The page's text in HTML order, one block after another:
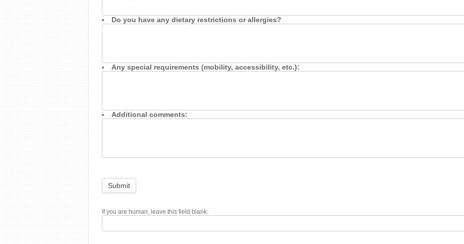
Do you have any dietary restrictions or allergies?
Any special requirements (mobility, accessibility, etc.):
Additional comments:
Submit
If you are human, leave this field blank.